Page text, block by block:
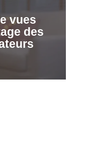
vues
des